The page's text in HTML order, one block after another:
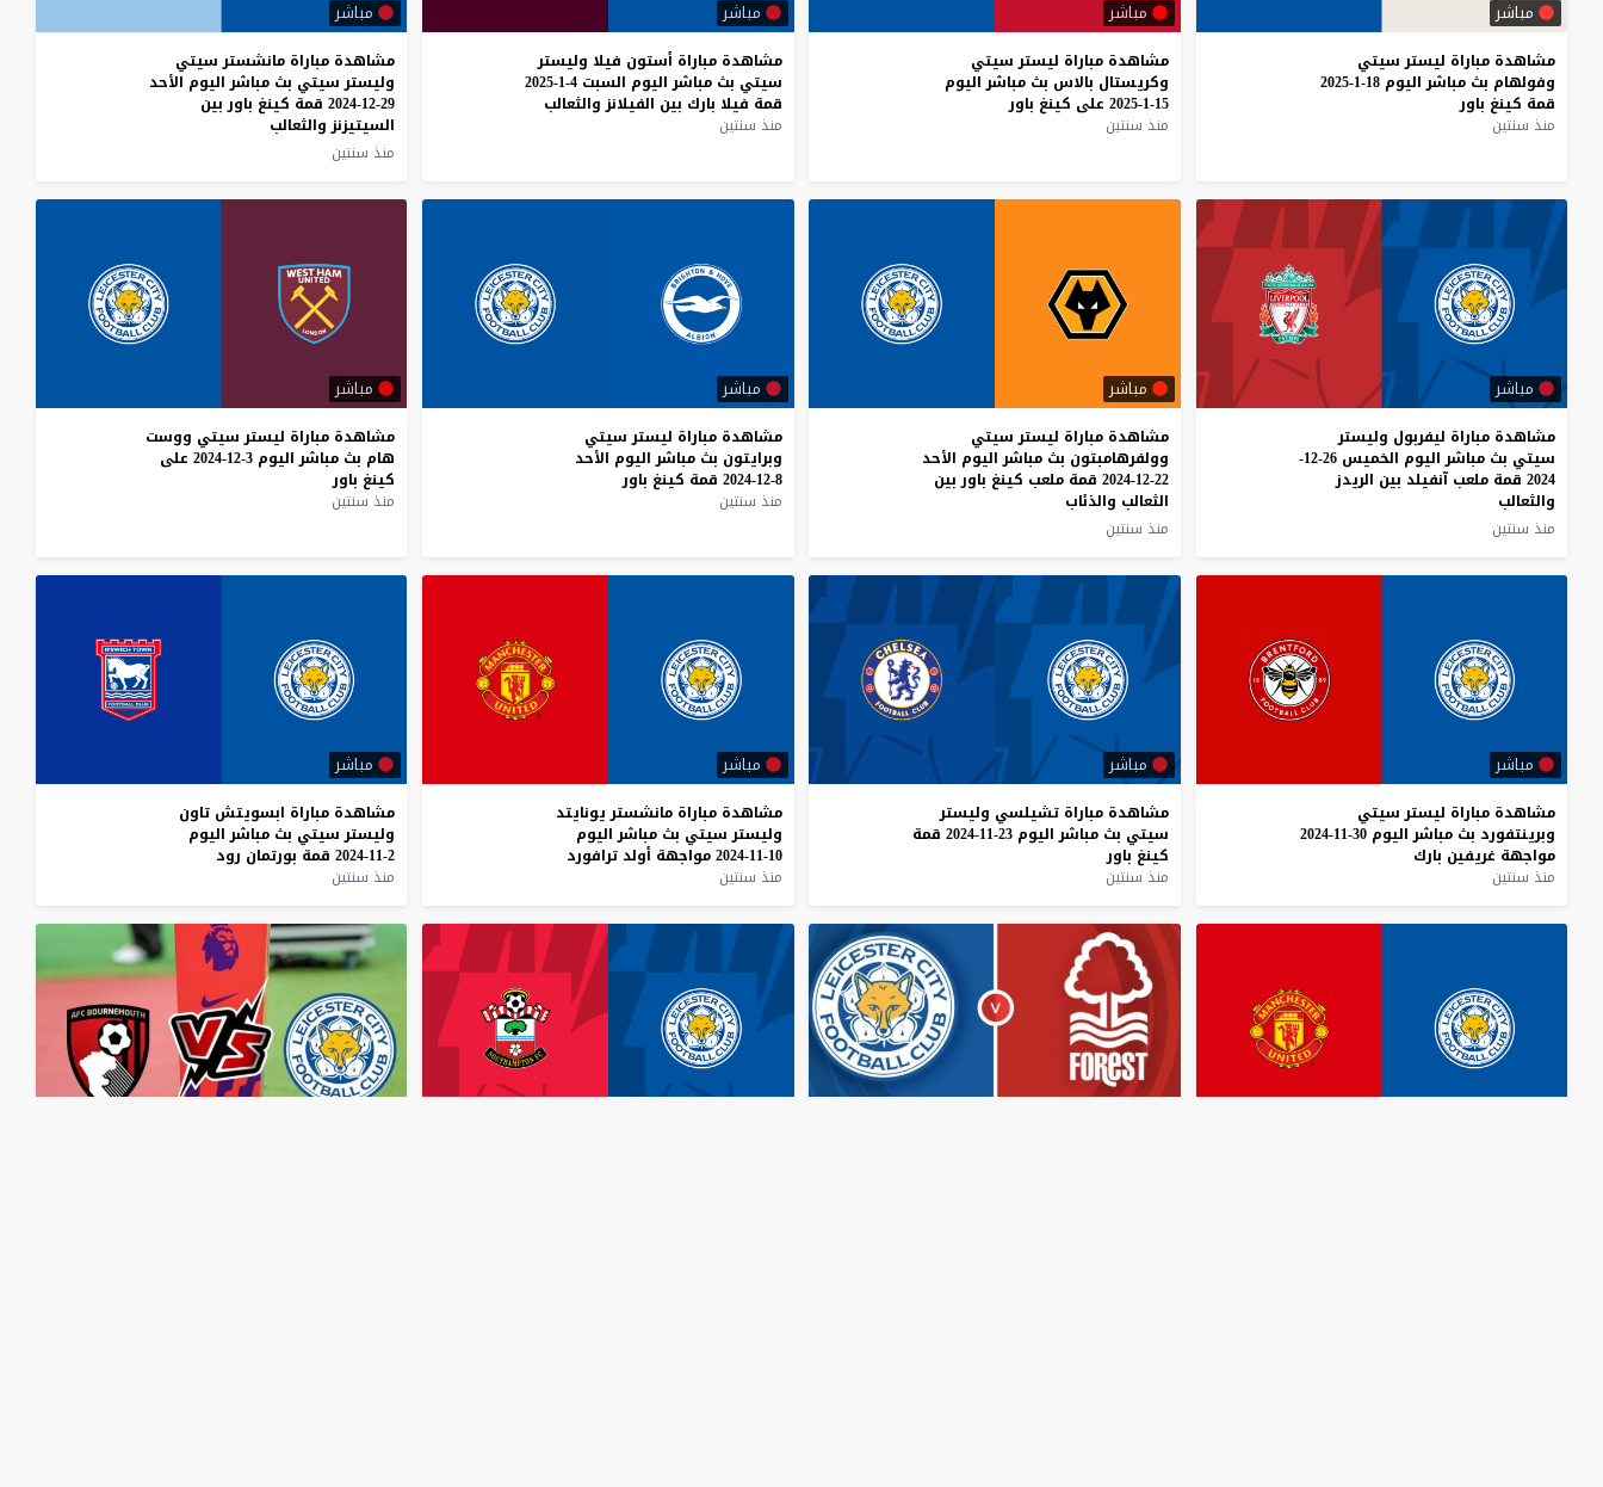
مباشر
مشاهدة مباراة ليستر سيتي
وفولهام بث مباشر اليوم 18-1-2025
قمة كينغ باور
منذ سنتين
مباشر
مشاهدة مباراة ليستر سيتي
وكريستال بالاس بث مباشر اليوم
15-1-2025
على كينغ باور
منذ سنتين
مباشر
مشاهدة مباراة أستون فيلا وليستر
سيتي بث مباشر اليوم السبت 4-1-2025
قمة فيلا بارك بين الفيلانز والثعالب
منذ سنتين
مباشر
مشاهدة مباراة مانشستر سيتي
وليستر سيتي بث مباشر اليوم الأحد
29-12-2024 قمة كينغ باور بين
السيتيزنز والثعالب
منذ سنتين
مباشر
مشاهدة مباراة ليفربول وليستر
سيتي بث مباشر اليوم الخميس 26-12-
2024 قمة ملعب آنفيلد بين الريدز
والثعالب
منذ سنتين
مباشر
مشاهدة مباراة ليستر سيتي
وولفرهامبتون بث مباشر اليوم الأحد
22-12-2024 قمة ملعب كينغ باور بين
الثعالب والذئاب
منذ سنتين
مباشر
مشاهدة مباراة ليستر سيتي
وبرايتون بث مباشر اليوم الأحد
8-12-2024
قمة كينغ باور
منذ سنتين
مباشر
مشاهدة مباراة ليستر سيتي ووست
هام بث مباشر اليوم 3-12-2024
على
كينغ باور
منذ سنتين
مباشر
مشاهدة مباراة ليستر سيتي
وبرينتفورد بث مباشر اليوم 30-11-2024
مواجهة غريفين بارك
منذ سنتين
مباشر
مشاهدة مباراة تشيلسي وليستر
سيتي بث مباشر اليوم 23-11-2024
قمة
كينغ باور
منذ سنتين
مباشر
مشاهدة مباراة مانشستر يونايتد
وليستر سيتي بث مباشر اليوم
10-11-2024
مواجهة أولد ترافورد
منذ سنتين
مباشر
مشاهدة مباراة ابسويتش تاون
وليستر سيتي بث مباشر اليوم
2-11-2024
قمة بورتمان رود
منذ سنتين